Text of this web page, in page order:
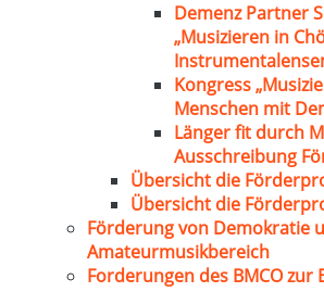
Demenz Partner
„Musizieren in
Kongress
Menschen mit
Länger fit durch
Ausschreibung
Übersicht die
Übersicht die
Förderung von Demokratie
Amateurmusikbereich
Forderungen des BMCO zur